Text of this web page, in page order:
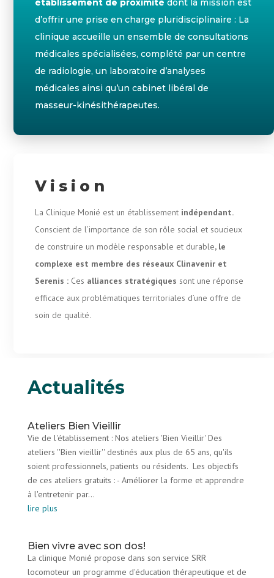
établissement de proximité dont la mission est
d’offrir une prise en charge pluridisciplinaire : La
clinique accueille un ensemble de consultations
médicales spécialisées, complété par un centre
de radiologie, un laboratoire d’analyses
médicales ainsi qu’un cabinet libéral de
masseur-kinésithérapeutes.
Vision
La Clinique Monié est un établissement indépendant.
Conscient de l’importance de son rôle social et soucieux
de construire un modèle responsable et durable, le
complexe est membre des réseaux Clinavenir et
Serenis : Ces alliances stratégiques sont une réponse
efficace aux problématiques territoriales d’une offre de
soin de qualité.
Actualités
Ateliers Bien Vieillir
Vie de l'établissement : Nos ateliers 'Bien Vieillir' Des
ateliers ''Bien vieillir'' destinés aux plus de 65 ans, qu'ils
soient professionnels, patients ou résidents. Les objectifs
de ces ateliers gratuits : - Améliorer la forme et apprendre
à l'entretenir par...
lire plus
Bien vivre avec son dos!
La clinique Monié propose dans son service SRR
locomoteur un programme d'éducation thérapeutique et de